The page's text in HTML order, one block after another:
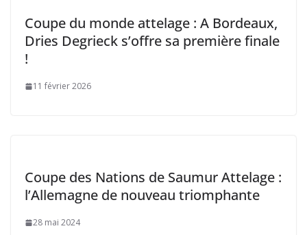
Coupe du monde attelage : A Bordeaux,
Dries Degrieck s’offre sa première finale
!
11 février 2026
Coupe des Nations de Saumur Attelage :
l’Allemagne de nouveau triomphante
28 mai 2024